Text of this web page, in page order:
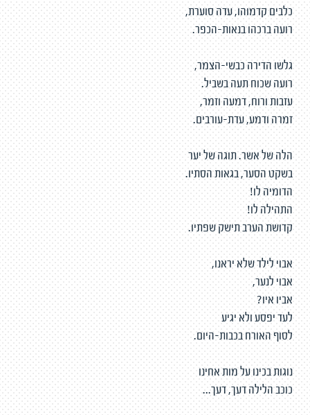
כלבים קדמוהו, עדה סוערת,
רועה ברכהו בנאות-הכפר.
גלשו הדירה כבשי-הצמר,
רועה שכוח תעה בשביל.
עזבות ורוח, דמעה וזמר,
זמרה ודמע, עדת-עורבים.
הלה של אשר. תוגה של יער
בשקט הסער, בגאות הסתיו.
הדומיה לו!
התהילה לו!
קדושת הערב תישק שפתיו.
אבוי לילד שלא יראנו,
אבוי לנער,
אביו איו?
לעד יפסע ולא יגיע
לסוף האורח בכבות-היום.
נוגות בכינו על מות אחינו
כוכב הלילה דעך, דעך...